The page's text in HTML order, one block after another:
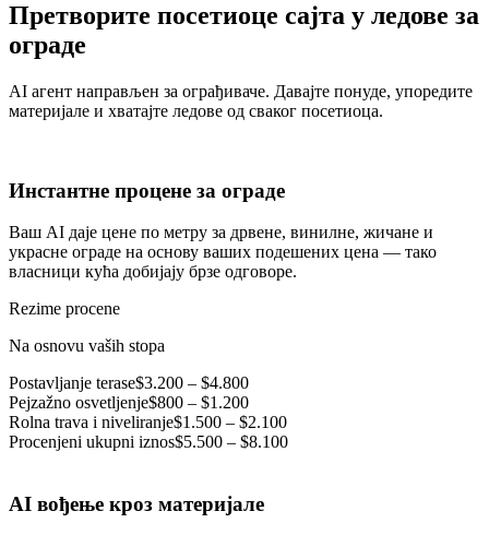
Претворите посетиоце сајта у лeдовe за
ограде
AI агент направљен за ограђиваче. Давајте понуде, упоредите
материјале и хватајте лeдовe од сваког посетиоца.
Инстантне процене за ограде
Ваш AI даје цене по метру за дрвене, винилне, жичане и
украсне ограде на основу ваших подешених цена — тако
власници кућа добијају брзе одговоре.
Rezime procene
Na osnovu vaših stopa
Postavljanje terase$3.200 – $4.800
Pejzažno osvetljenje$800 – $1.200
Rolna trava i niveliranje$1.500 – $2.100
Procenjeni ukupni iznos$5.500 – $8.100
AI вођење кроз материјале